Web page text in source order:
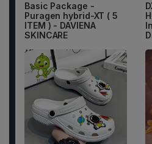
Basic Package -
Puragen hybrid-XT ( 5
ITEM ) - DAVIENA
SKINCARE